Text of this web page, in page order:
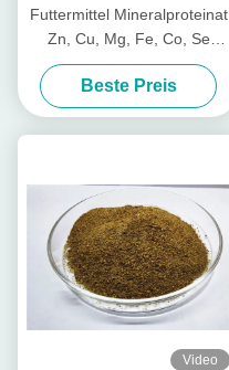
Futtermittel Mineralproteinat
Zn, Cu, Mg, Fe, Co, Se
Form
Beste Preis
Video